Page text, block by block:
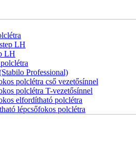
LH
LH
Professional)
polclétra cső vezetősínnel
polclétra T-vezetősínnel
elfordítható polclétra
lépcsőfokos polclétra